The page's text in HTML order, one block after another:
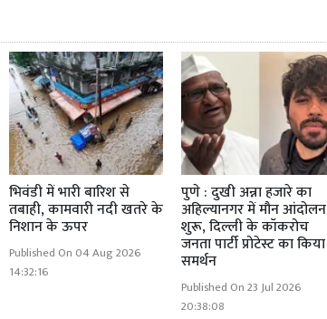
भिवंडी में भारी बारिश से
तबाही, कामवारी नदी खतरे के
निशान के ऊपर
Published On 04 Aug 2026
14:32:16
पुणे : दुखी अन्ना हजारे का
अहिल्यानगर में मौन आंदोलन
शुरू, दिल्ली के कॉकरोच
जनता पार्टी प्रोटेस्ट का किया
समर्थन
Published On 23 Jul 2026
20:38:08